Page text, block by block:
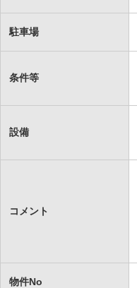
駐車場
条件等
設備
コメント
物件No